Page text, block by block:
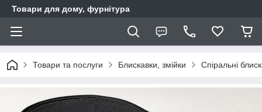
Товари для дому, фурнітура
Товари та послуги Блискавки, змійки Спіральні